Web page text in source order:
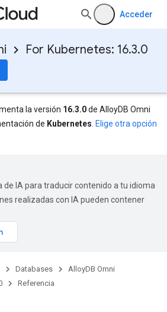
Acceder
For Kubernetes: 16.3.0
la versión 16.3.0de AlloyDB Omni
de Kubernetes Elige otra opción
de IA para traducir contenido a tu idioma
realizadas con IA pueden contener
Databases
AlloyDB Omni
Referencia